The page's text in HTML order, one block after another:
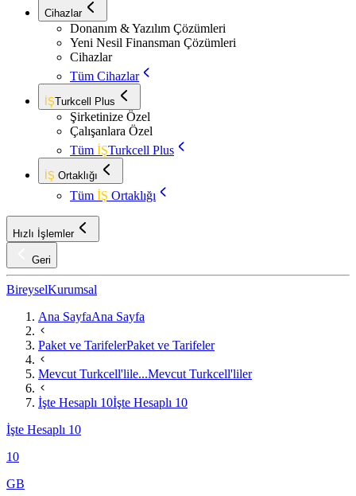
Cihazlar
Donanım & Yazılım Çözümleri
Yeni Nesil Finansman Çözümleri
Cihazlar
Tüm Cihazlar
İŞTurkcell Plus
Şirketinize Özel
Çalışanlara Özel
Tüm İŞTurkcell Plus
İŞ Ortaklığı
Tüm İŞ Ortaklığı
Hızlı İşlemler
Geri
BireyselKurumsal
Ana SayfaAna Sayfa
Paket ve TarifelerPaket ve Tarifeler
Mevcut Turkcell'lile...Mevcut Turkcell'liler
İşte Hesaplı 10İşte Hesaplı 10
İşte Hesaplı 10
10
GB